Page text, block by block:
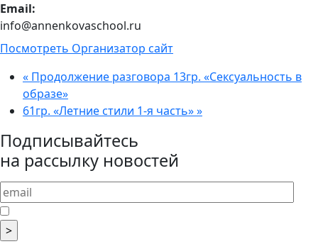
Email:
info@annenkovaschool.ru
Посмотреть Организатор сайт
« Продолжение разговора 13гр. «Сексуальность в
образе»
61гр. «Летние стили 1-я часть»»
Подписывайтесь
на рассылку новостей